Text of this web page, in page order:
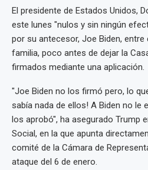
El presidente de Estados Unidos,
este lunes "nulos y sin ningún
por su antecesor, Joe Biden,
familia, poco antes de dejar la
firmados mediante una aplicación.
"Joe Biden no los firmó pero, lo
sabía nada de ellos! A Biden no le
los aprobó", ha asegurado Trump
Social, en la que apunta
comité de la Cámara de
ataque del 6 de enero.